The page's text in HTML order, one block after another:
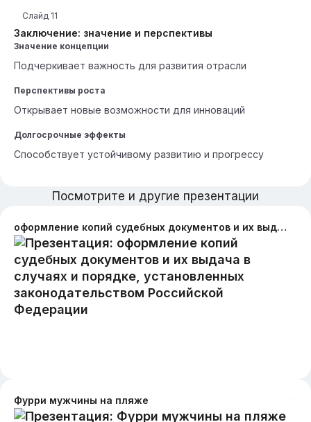
Заключение: значение и перспективы
Слайд 11
Значение концепции
Подчеркивает важность для развития отрасли
Перспективы роста
Открывает новые возможности для инноваций
Долгосрочные эффекты
Способствует устойчивому развитию и прогрессу
Посмотрите и другие презентации
оформление копий судебных документов и их выдача в случаях и порядке, установленных законодательством Российской Федерации
Фурри мужчины на пляже